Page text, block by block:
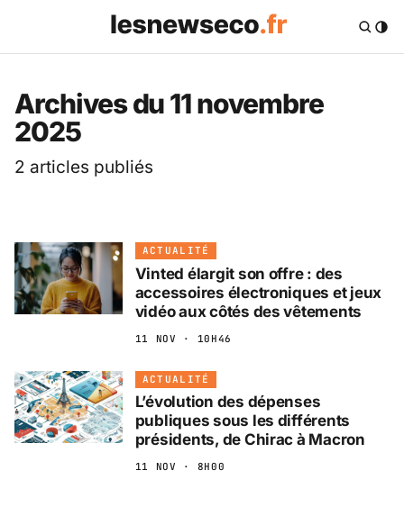
Les News Eco .fr —
Archives du 11 novembre
2025
2 articles publiés
ACTUALITÉ
Vinted élargit son offre : des
accessoires électroniques et jeux
vidéo aux côtés des vêtements
11 NOV · 10H46
ACTUALITÉ
L’évolution des dépenses
publiques sous les différents
présidents, de Chirac à Macron
11 NOV · 8H00